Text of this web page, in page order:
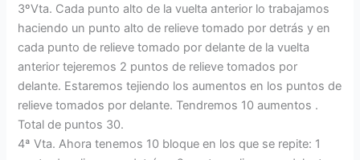
3ºVta. Cada punto alto de la vuelta anterior lo trabajamos
haciendo un punto alto de relieve tomado por detrás y en
cada punto de relieve tomado por delante de la vuelta
anterior tejeremos 2 puntos de relieve tomados por
delante. Estaremos tejiendo los aumentos en los puntos de
relieve tomados por delante. Tendremos 10 aumentos .
Total de puntos 30.
4ª Vta. Ahora tenemos 10 bloque en los que se repite: 1